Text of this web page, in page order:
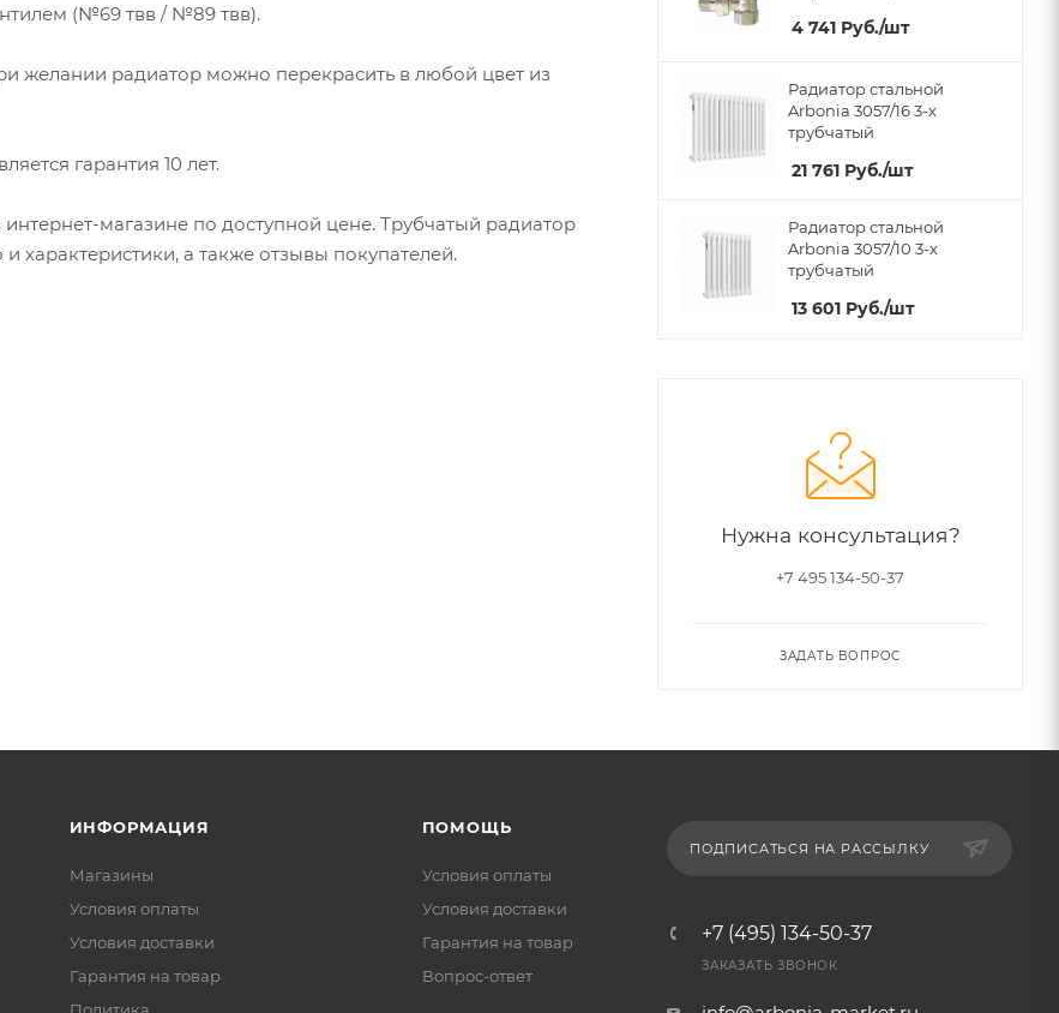
(№69 твв / №89 твв).
желании радиатор можно перекрасить в любой цвет из
гарантия 10 лет.
магазине по доступной цене. Трубчатый радиатор
характеристики, а также отзывы покупателей.
4 741 Руб./шт
Радиатор стальной
Arbonia 3057/16 3-х
трубчатый
21 761 Руб./шт
Радиатор стальной
Arbonia 3057/10 3-х
трубчатый
13 601 Руб./шт
Нужна консультация?
+7 495 134-50-37
ЗАДАТЬ ВОПРОС
ИНФОРМАЦИЯ
Магазины
Условия оплаты
Условия доставки
Гарантия на товар
ПОМОЩЬ
Условия оплаты
Условия доставки
Гарантия на товар
Вопрос-ответ
ПОДПИСАТЬСЯ НА РАССЫЛКУ
+7 (495) 134-50-37
ЗАКАЗАТЬ ЗВОНОК